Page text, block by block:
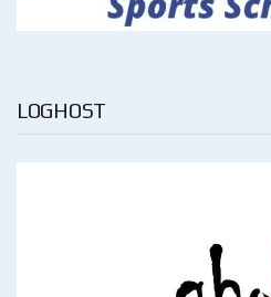
LOGHOST